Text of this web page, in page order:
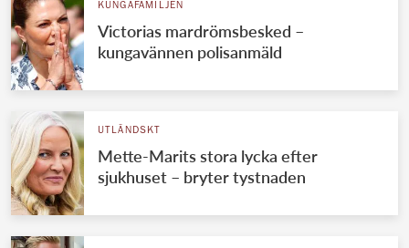
KUNGAFAMILJEN
Victorias mardrömsbesked –
kungavännen polisanmäld
UTLÄNDSKT
Mette-Marits stora lycka efter
sjukhuset – bryter tystnaden